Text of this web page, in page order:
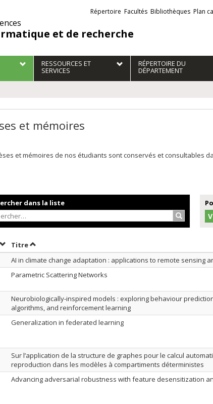
et de recherche
Liens
externes
Répertoire Facultés Bibliothèques Plan
RESSOURCES ET
SERVICES
RÉPERTOIRE DU
DÉPARTEMENT
et mémoires
et mémoires de nos étudiants sont conservés et consultables
dans la liste
Trier par date en ordre décroissant
TitreTrier par titre en ordre décroissant
AI in climate change adaptation : applications to remote sensing
Parametric Scattering Networks
Neurobiologically-inspired models : exploring behaviour
algorithms, and reinforcement learning
Generalization in federated learning
Sur l’application de la structure de graphes pour le calcul
reproduction dans les modèles à compartiments déterministes
Advancing adversarial robustness with feature desensitization